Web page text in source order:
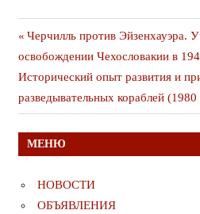
Навигация
по
записям
Предыдущая
публикация
Черчилль против
освобождении Чехословакии в
Следующая
публикация
Исторический опыт развития и
разведывательных кораблей
МЕНЮ
НОВОСТИ
ОБЪЯВЛЕНИЯ